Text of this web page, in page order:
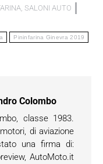
, SALONI AUTO
Pininfarina Ginevra 2019
Colombo
classe 1983.
di aviazione
una firma di:
AutoMoto.it